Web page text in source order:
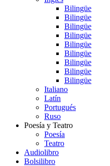
Bilingüe
Bilingüe
Bilingüe
Bilingüe
Bilingüe
Bilingüe
Bilingüe
Bilingüe
Bilingüe
Italiano
Latín
Portugués
Ruso
Poesía y Teatro
Poesía
Teatro
Audiolibro
Bolsilibro